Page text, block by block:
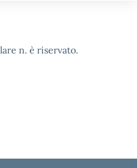
n. è riservato.